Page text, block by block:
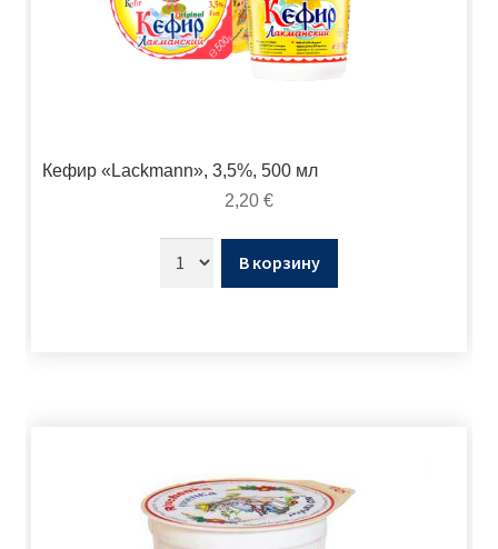
Кефир «Lackmann», 3,5%, 500 мл
2,20 €
В корзину